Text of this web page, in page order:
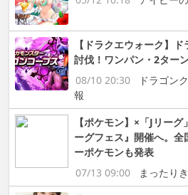
【ドラクエウォーク】
討伐！ワンパン・2ター
08/10 20:30
ドラゴン
報
【ポケモン】×「Jリー
ーグフェス』開催へ。
ーポケモンも発表
07/13 09:00
まったり